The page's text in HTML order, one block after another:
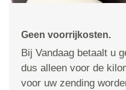
Geen voorrijkosten.
Bij Vandaag betaalt u
dus alleen voor de
voor uw zending